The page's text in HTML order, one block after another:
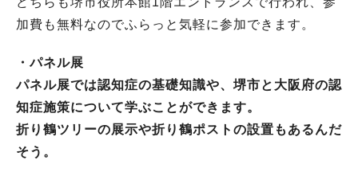
加費も無料なのでふらっと気軽に参加できます。
・パネル展
パネル展では認知症の基礎知識や、堺市と大阪府の認
知症施策について学ぶことができます。
折り鶴ツリーの展示や折り鶴ポストの設置もあるんだ
そう。